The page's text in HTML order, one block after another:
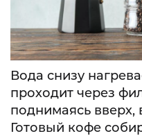
Вода снизу
проходит через
поднимаясь вверх,
Готовый кофе